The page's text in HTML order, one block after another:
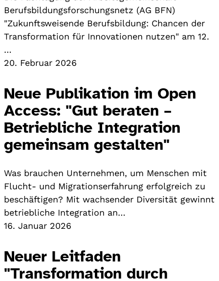
Berufsbildungsforschungsnetz (AG BFN)
"Zukunftsweisende Berufsbildung: Chancen der
Transformation für Innovationen nutzen" am 12.
…
20. Februar 2026
Neue Publikation im Open
Access: "Gut beraten –
Betriebliche Integration
gemeinsam gestalten"
Was brauchen Unternehmen, um Menschen mit
Flucht- und Migrationserfahrung erfolgreich zu
beschäftigen? Mit wachsender Diversität gewinnt
betriebliche Integration an…
16. Januar 2026
Neuer Leitfaden
"Transformation durch